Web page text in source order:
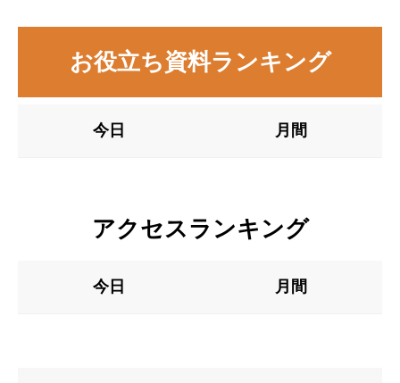
お役立ち資料ランキング
今日 月間
アクセスランキング
今日 月間